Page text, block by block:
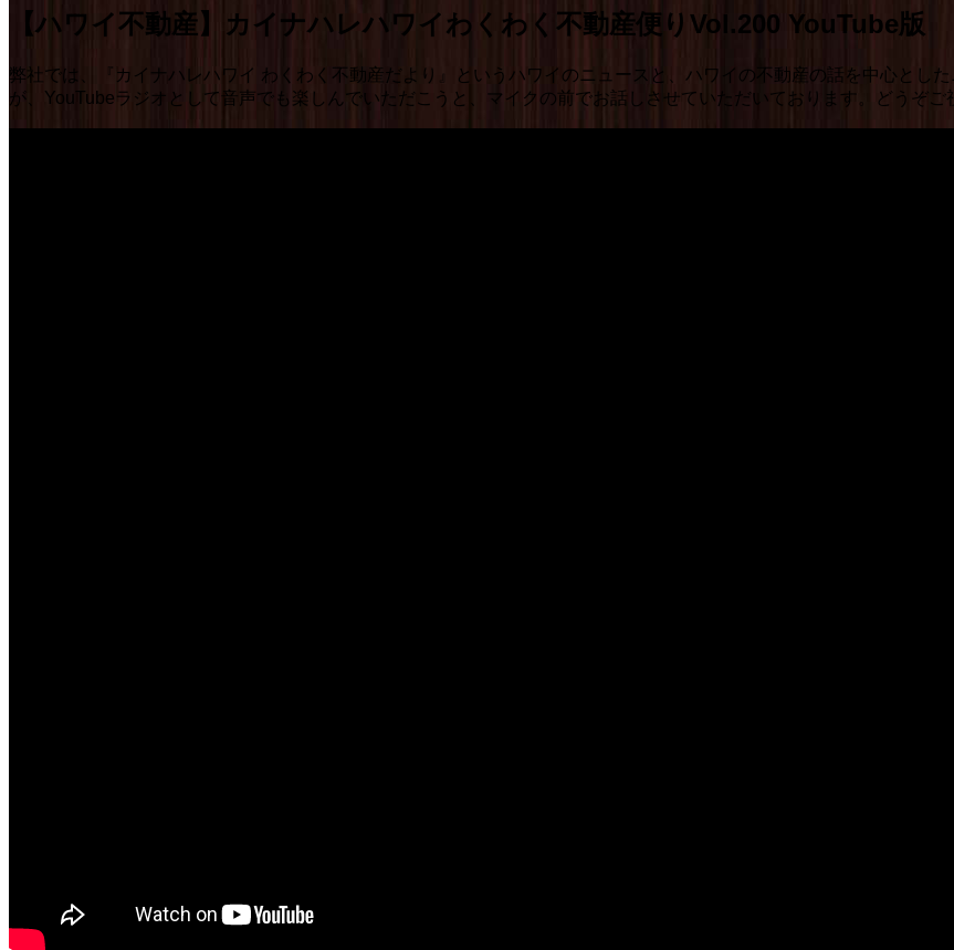
【ハワイ不動産】カイナハレハワイわくわく不動産便りVol.200 YouTube版
弊社では、『カイナハレハワイ わくわく不動産だより』というハワイのニュースと、ハワイの不動産の話を中心とし
が、YouTubeラジオとして音声でも楽しんでいただこうと、マイクの前でお話しさせていただいております。どうぞご